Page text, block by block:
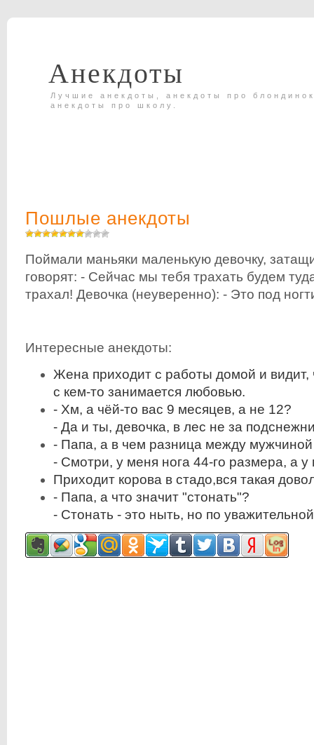
Анекдоты
Лучшие анекдоты, анекдоты про
анекдоты про школу.
Пошлые анекдоты
Поймали маньяки маленькую девочку,
говорят: - Сейчас мы тебя трахать будем
трахал! Девочка (неуверенно): - Это под
Интересные анекдоты:
Жена приходит с работы домой и
с кем-то занимается любовью.
- Хм, а чёй-то вас 9 месяцев, а не 12?
- Да и ты, девочка, в лес не за
- Папа, а в чем разница между
- Смотри, у меня нога 44-го размера, а
Приходит корова в стадо,вся такая
- Папа, а что значит "стонать"?
- Стонать - это ныть, но по